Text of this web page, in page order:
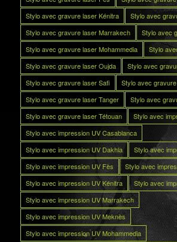
Stylo avec gravure laser Kénitra
Stylo avec
Stylo avec gravure laser Marrakech
Stylo avec
Stylo avec gravure laser Mohammedia
Stylo
Stylo avec gravure laser Oujda
Stylo avec
Stylo avec gravure laser Safi
Stylo avec
Stylo avec gravure laser Tanger
Stylo avec
Stylo avec gravure laser Tétouan
Stylo avec
Stylo avec impression UV Casablanca
Stylo avec impression UV Dakhla
Stylo avec
Stylo avec impression UV Fès
Stylo avec
Stylo avec impression UV Kénitra
Stylo avec
Stylo avec impression UV Marrakech
Stylo avec impression UV Meknès
Stylo avec impression UV Mohammedia